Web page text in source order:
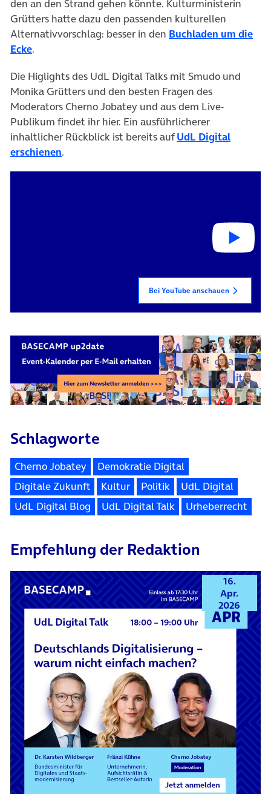
den an den Strand gehen könnte. Kulturministerin
Grütters hatte dazu den passenden kulturellen
Alternativvorschlag: besser in den Buchladen um die
Ecke.
Die Higlights des UdL Digital Talks mit Smudo und
Monika Grütters und den besten Fragen des
Moderators Cherno Jobatey und aus dem Live-
Publikum findet ihr hier. Ein ausführlicherer
inhaltlicher Rückblick ist bereits aufUdL Digital
erschienen.
Bei YouTube anschauen
Schlagworte
Cherno Jobatey
Demokratie Digital
Digitale Zukunft
Kultur Politik
UdL Digital
UdL Digital Blog
UdL Digital Talk Urheberrecht
Empfehlung der Redaktion
16.
Apr.
2026